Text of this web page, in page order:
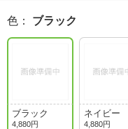
色 ： ブラック
ブラック
4,880円
ネイビー
4,880円